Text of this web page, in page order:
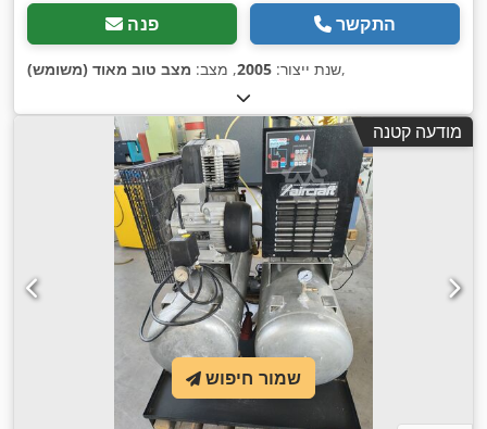
פנה התקשר
שנת ייצור: 2005, מצב: מצב טוב מאוד (משומש) ,
מודעה קטנה
שמור חיפוש